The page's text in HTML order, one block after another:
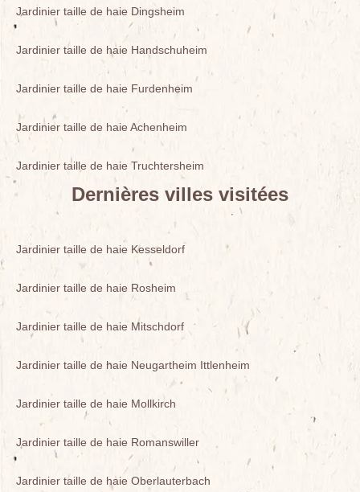
Jardinier taille de haie Dingsheim
Jardinier taille de haie Handschuheim
Jardinier taille de haie Furdenheim
Jardinier taille de haie Achenheim
Jardinier taille de haie Truchtersheim
Dernières villes visitées
Jardinier taille de haie Kesseldorf
Jardinier taille de haie Rosheim
Jardinier taille de haie Mitschdorf
Jardinier taille de haie Neugartheim Ittlenheim
Jardinier taille de haie Mollkirch
Jardinier taille de haie Romanswiller
Jardinier taille de haie Oberlauterbach